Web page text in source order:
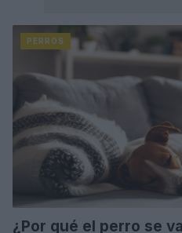
PERROS
¿Por qué el perro se